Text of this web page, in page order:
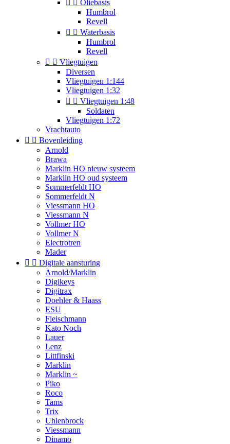
Oliebasis
Humbrol
Revell
  Waterbasis
Humbrol
Revell
  Vliegtuigen
Diversen
Vliegtuigen 1:144
Vliegtuigen 1:32
  Vliegtuigen 1:48
Soldaten
Vliegtuigen 1:72
Vrachtauto
  Bovenleiding
Arnold
Brawa
Marklin HO nieuw systeem
Marklin HO oud systeem
Sommerfeldt HO
Sommerfeldt N
Viessmann HO
Viessmann N
Vollmer HO
Vollmer N
Electrotren
Mader
  Digitale aansturing
Arnold/Marklin
Digikeys
Digitrax
Doehler & Haass
ESU
Fleischmann
Kato Noch
Lauer
Lenz
Littfinski
Marklin
Marklin ~
Piko
Roco
Tams
Trix
Uhlenbrock
Viessmann
Dinamo